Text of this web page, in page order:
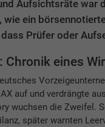
Aufsichtsräte war
wie ein
Prüfer oder
Chronik eines
auf und verdrängte
wuchsen die Zweifel.
später warnten